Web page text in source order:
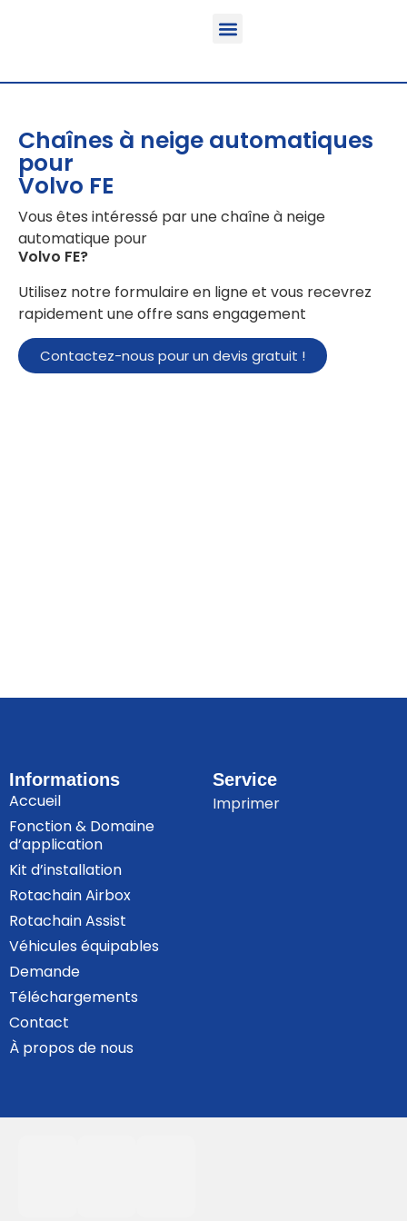
Chaînes à neige automatiques
pour
Volvo FE
Vous êtes intéressé par une chaîne à neige
automatique pour
Volvo FE?
Utilisez notre formulaire en ligne et vous recevrez
rapidement une offre sans engagement
Contactez-nous pour un devis gratuit !
Informations
Accueil
Fonction & Domaine
d’application
Kit d’installation
Rotachain Airbox
Rotachain Assist
Véhicules équipables
Demande
Téléchargements
Contact
À propos de nous
Service
Imprimer